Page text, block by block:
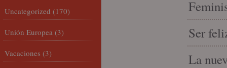
Ser
La
Uncategorized (170)
Unión Europea (3)
Vacaciones (3)